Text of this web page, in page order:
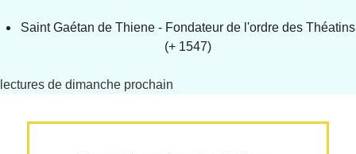
Saint Gaétan de Thiene - Fondateur de l'ordre des Théatins
(+ 1547)
lectures de dimanche prochain